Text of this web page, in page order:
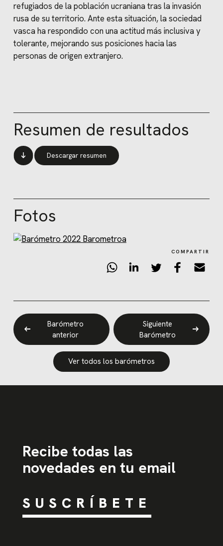
refugiados de la población ucraniana tras la invasión
rusa de su territorio. Ante esta situación, la sociedad
vasca ha respondido con una actitud más inclusiva y
tolerante, mejorando sus posiciones hacia las
personas de origen extranjero.
Resumen de resultados
Descargar resumen
Fotos
COMPARTIR
Barómetro
anterior
Siguiente
Barómetro
Ver todos los barómetros
Recibe todas las
novedades en tu email
SUSCRÍBETE